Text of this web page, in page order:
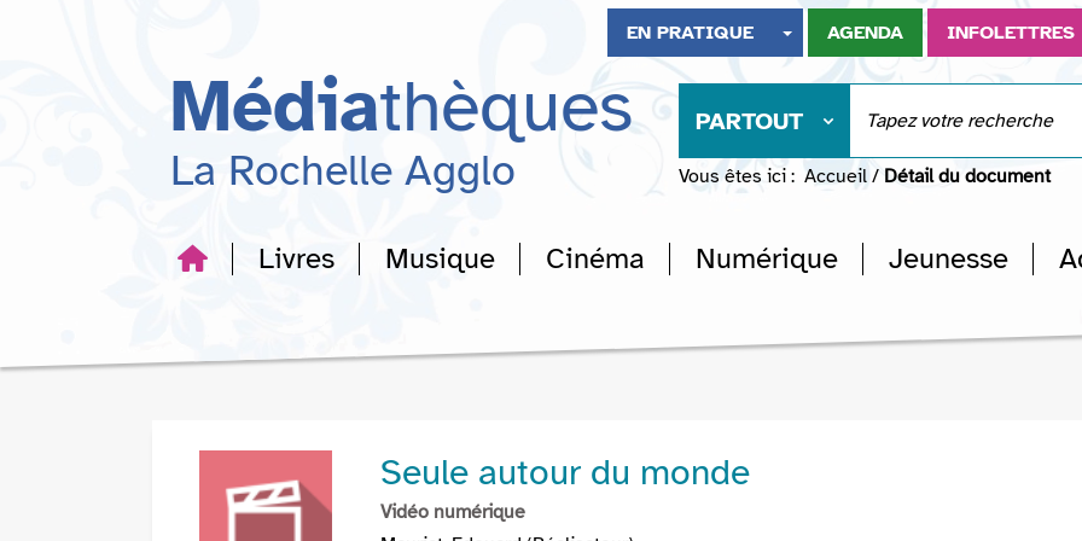
recherche
EN PRATIQUE AGENDA INFOLETTRES
Médiathèques
La Rochelle Agglo
PARTOUT
Vous êtes ici : Accueil / Détail du document
Livres Musique Cinéma Numérique Jeunesse
Seule autour du monde
Vidéo numérique